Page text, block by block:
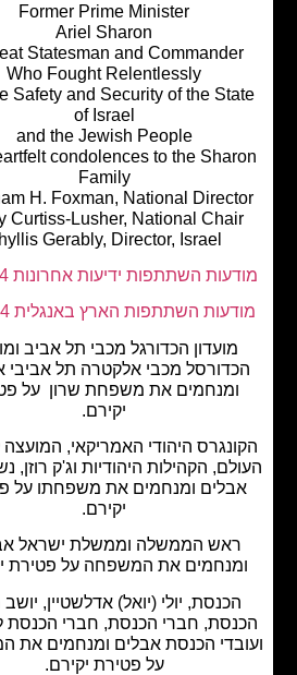
Former Prime Minister
Ariel Sharon
A Great Statesman and
Who Fought Relentlessly
For the Safety and Security of the
of Israel
and the Jewish People
Our heartfelt condolences to the
Abraham H. Foxman, National
Barry Curtiss-Lusher, National
Phyllis Gerably, Director, Israel
השתתפות ידיעות אחרונות 13.1.14
השתתפות הארץ באנגלית 13.1.14
מועדון הכדורגל מכבי תל אביב ומועדון
מכבי אלקטרה תל אביבי אבלים
ומנחמים את משפחת שרון על פטירת
היהודי האמריקאי, המועצה ליהדות
הקהילות היהודיות וג'ק רוזן, נשיא ויו"ר
ומנחמים את משפחתו על פטירת
ראש הממשלה וממשלת ישראל אבלים
את המשפחה על פטירת יקירם.
הכנסת, יולי (יואל) אדלשטיין, יושב ראש
חברי הכנסת, חברי הכנסת לשעבר
הכנסת אבלים ומנחמים את המשפחה
על פטירת יקירם.